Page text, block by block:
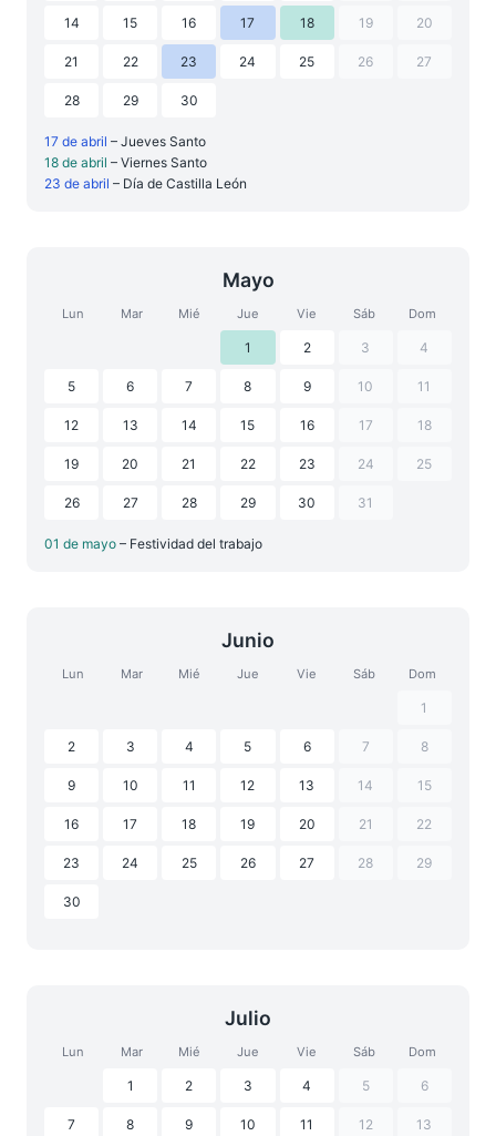
14 15 16 17 18 19 20
21 22 23 24 25 26 27
28 29 30
17 de abril – Jueves Santo
18 de abril – Viernes Santo
23 de abril – Día de Castilla León
Mayo
Lun Mar Mié Jue Vie Sáb Dom
1 2 3 4
5 6 7 8 9 10 11
12 13 14 15 16 17 18
19 20 21 22 23 24 25
26 27 28 29 30 31
01 de mayo – Festividad del trabajo
Junio
Lun Mar Mié Jue Vie Sáb Dom
1
2 3 4 5 6 7 8
9 10 11 12 13 14 15
16 17 18 19 20 21 22
23 24 25 26 27 28 29
30
Julio
Lun Mar Mié Jue Vie Sáb Dom
1 2 3 4 5 6
7 8 9 10 11 12 13